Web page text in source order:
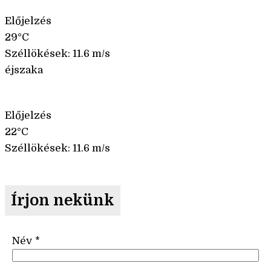
Előjelzés
29°C
Széllökések: 11.6 m/s
éjszaka
Előjelzés
22°C
Széllökések: 11.6 m/s
Írjon nekünk
Név *